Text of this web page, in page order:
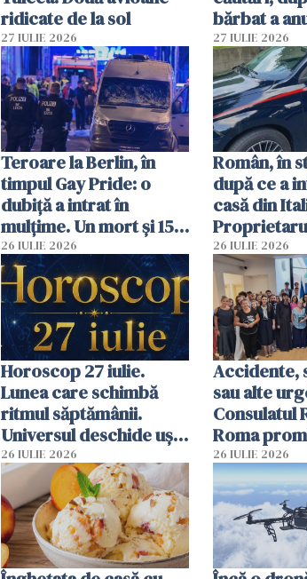
ridicate de la sol
27 IULIE 2026
bărbat a
că a văzut
luminos
27 IULIE 2026
Teroare la Berlin, în
timpul Gay Pride: o
dubiță a intrat în
mulțime. Un mort și 15
răniți
26 IULIE 2026
Român, în
după ce a
casă din
s-a apărat
26 IULIE 2026
Horoscop 27 iulie.
Lunea care schimbă
ritmul săptămânii.
Universul deschide uși
neașteptate pentru
unele zodii
26 IULIE 2026
Accidente,
sau alte
Consulatul
Roma
intervenții
de ore
26 IULIE 2026